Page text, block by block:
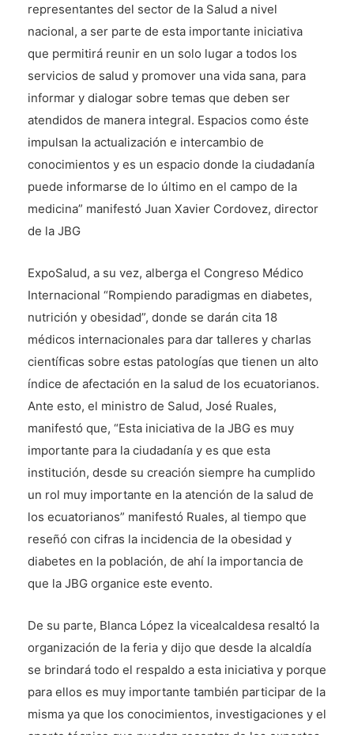
representantes del sector de la Salud a nivel
nacional, a ser parte de esta importante iniciativa
que permitirá reunir en un solo lugar a todos los
servicios de salud y promover una vida sana, para
informar y dialogar sobre temas que deben ser
atendidos de manera integral. Espacios como éste
impulsan la actualización e intercambio de
conocimientos y es un espacio donde la ciudadanía
puede informarse de lo último en el campo de la
medicina” manifestó Juan Xavier Cordovez, director
de la JBG
ExpoSalud, a su vez, alberga el Congreso Médico
Internacional “Rompiendo paradigmas en diabetes,
nutrición y obesidad”, donde se darán cita 18
médicos internacionales para dar talleres y charlas
científicas sobre estas patologías que tienen un alto
índice de afectación en la salud de los ecuatorianos.
Ante esto, el ministro de Salud, José Ruales,
manifestó que, “Esta iniciativa de la JBG es muy
importante para la ciudadanía y es que esta
institución, desde su creación siempre ha cumplido
un rol muy importante en la atención de la salud de
los ecuatorianos” manifestó Ruales, al tiempo que
reseñó con cifras la incidencia de la obesidad y
diabetes en la población, de ahí la importancia de
que la JBG organice este evento.
De su parte, Blanca López la vicealcaldesa resaltó la
organización de la feria y dijo que desde la alcaldía
se brindará todo el respaldo a esta iniciativa y porque
para ellos es muy importante también participar de la
misma ya que los conocimientos, investigaciones y el